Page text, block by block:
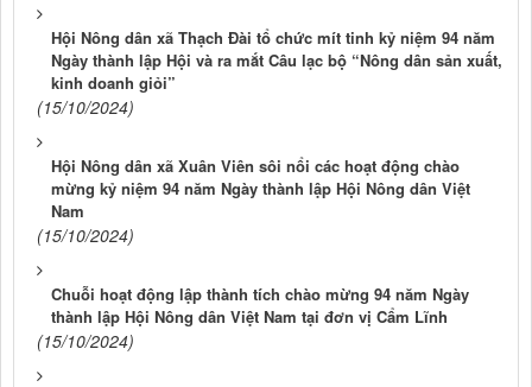
Hội Nông dân xã Thạch Đài tổ chức mít tinh kỷ niệm 94 năm
Ngày thành lập Hội và ra mắt Câu lạc bộ “Nông dân sản xuất,
kinh doanh giỏi”
(15/10/2024)
Hội Nông dân xã Xuân Viên sôi nổi các hoạt động chào
mừng kỷ niệm 94 năm Ngày thành lập Hội Nông dân Việt
Nam
(15/10/2024)
Chuỗi hoạt động lập thành tích chào mừng 94 năm Ngày
thành lập Hội Nông dân Việt Nam tại đơn vị Cẩm Lĩnh
(15/10/2024)